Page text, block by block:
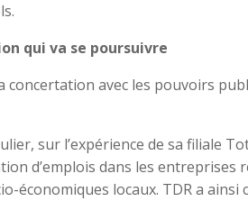
qui va se poursuivre
avec les pouvoirs
sur l’expérience de sa filiale
d’emplois dans les entreprises
économiques locaux. TDR a